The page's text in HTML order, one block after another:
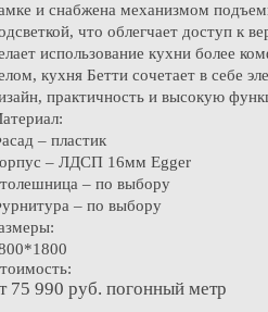
и снабжена механизмом
что облегчает доступ к
использование кухни более
кухня Бетти сочетает в себе
практичность и высокую
– пластик
– ЛДСП 16мм Egger
– по выбору
– по выбору
75 990 руб. погонный метр